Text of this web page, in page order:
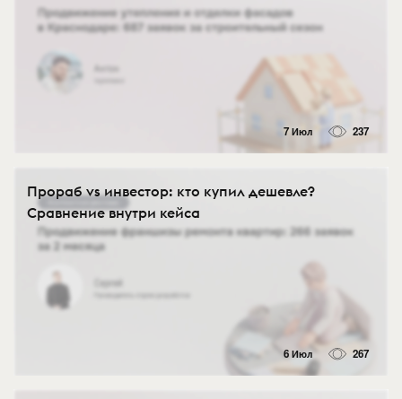
7 Июл 237
Прораб vs инвестор: кто купил дешевле?
Сравнение внутри кейса
6 Июл 267